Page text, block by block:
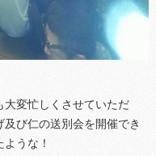
大変忙しくさせていただ
び仁の送別会を開催でき
うな！